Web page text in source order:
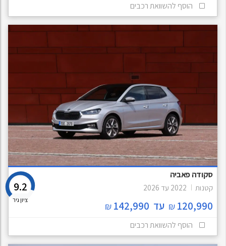
הוסף להשוואת רכבים
סקודה פאביה
קטנות 2022 עד 2026
120,990
₪ עד 142,990
₪
9.2
ציון גיר
הוסף להשוואת רכבים